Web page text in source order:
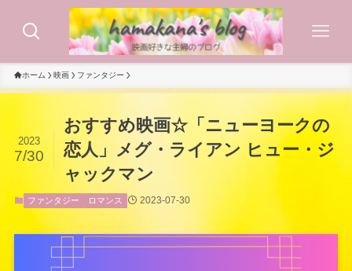
ホーム 映画 ファンタジー
おすすめ映画☆「ニューヨークの
恋人」メグ・ライアン ヒュー・ジ
ャックマン
2023
7/30
ファンタジー ロマンス 2023-07-30